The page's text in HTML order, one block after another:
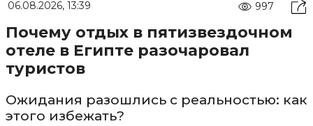
06.08.2026, 13:39 997
Почему отдых в пятизвездочном
отеле в Египте разочаровал
туристов
Ожидания разошлись с реальностью: как
этого избежать?